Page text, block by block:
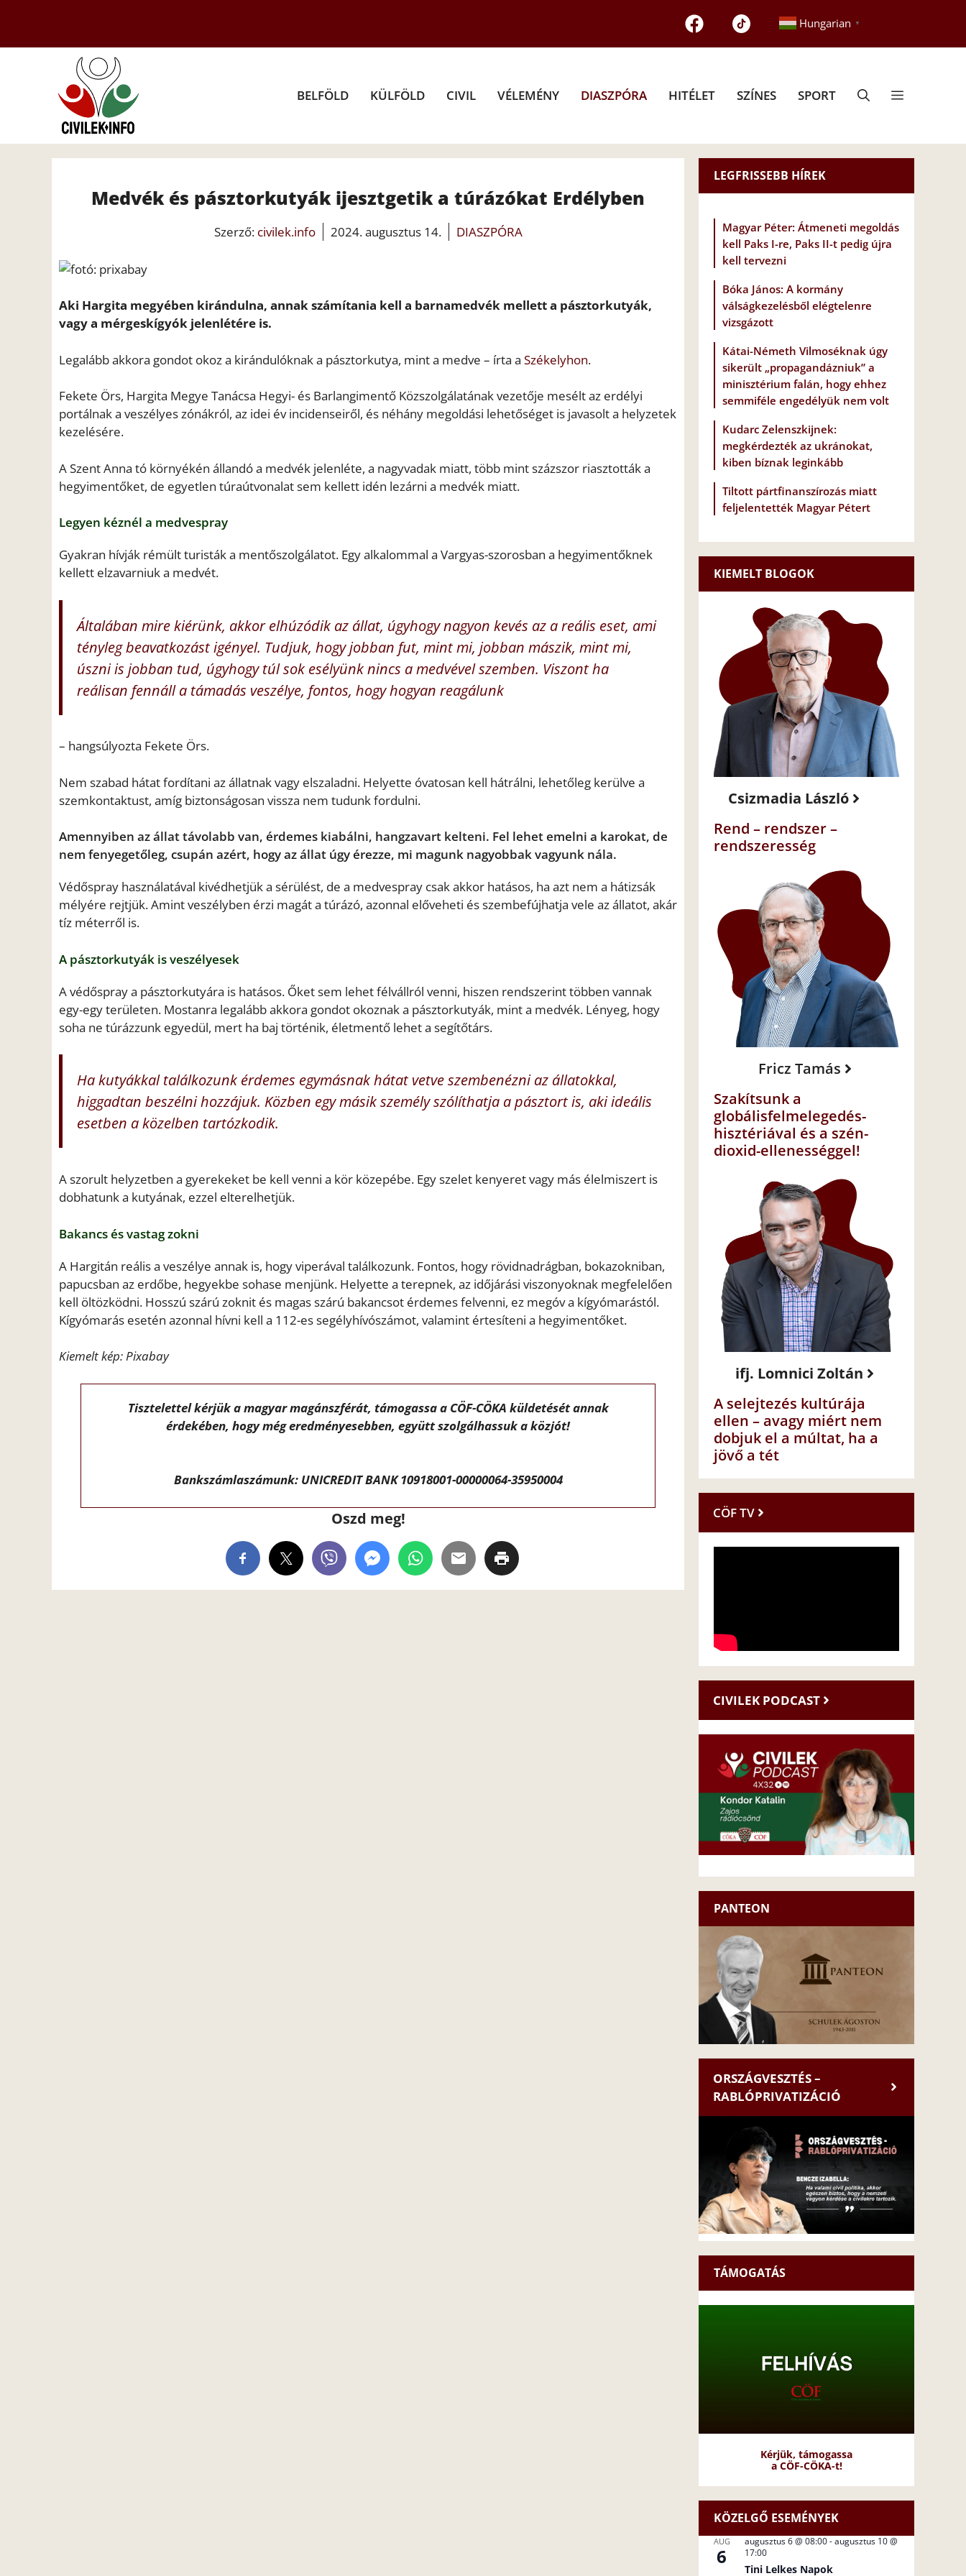
tartalomba
Hungarian ▼
BELFÖLD KÜLFÖLD CIVIL VÉLEMÉNY DIASZPÓRA HITÉLET SZÍNES SPORT
Medvék és pásztorkutyák ijesztgetik a túrázókat Erdélyben
Szerző: civilek.info 2024. augusztus 14. DIASZPÓRA
Aki Hargita megyében kirándulna, annak számítania kell a barnamedvék mellett a pásztorkutyák,
vagy a mérgeskígyók jelenlétére is.
Legalább akkora gondot okoz a kirándulóknak a pásztorkutya, mint a medve – írta a Székelyhon.
Fekete Örs, Hargita Megye Tanácsa Hegyi- és Barlangimentő Közszolgálatának vezetője mesélt az erdélyi
portálnak a veszélyes zónákról, az idei év incidenseiről, és néhány megoldási lehetőséget is javasolt a helyzetek
kezelésére.
A Szent Anna tó környékén állandó a medvék jelenléte, a nagyvadak miatt, több mint százszor riasztották a
hegyimentőket, de egyetlen túraútvonalat sem kellett idén lezárni a medvék miatt.
Legyen kéznél a medvespray
Gyakran hívják rémült turisták a mentőszolgálatot. Egy alkalommal a Vargyas-szorosban a hegyimentőknek
kellett elzavarniuk a medvét.
Általában mire kiérünk, akkor elhúzódik az állat, úgyhogy nagyon kevés az a reális eset, ami
tényleg beavatkozást igényel. Tudjuk, hogy jobban fut, mint mi, jobban mászik, mint mi,
úszni is jobban tud, úgyhogy túl sok esélyünk nincs a medvével szemben. Viszont ha
reálisan fennáll a támadás veszélye, fontos, hogy hogyan reagálunk
– hangsúlyozta Fekete Örs.
Nem szabad hátat fordítani az állatnak vagy elszaladni. Helyette óvatosan kell hátrálni, lehetőleg kerülve a
szemkontaktust, amíg biztonságosan vissza nem tudunk fordulni.
Amennyiben az állat távolabb van, érdemes kiabálni, hangzavart kelteni. Fel lehet emelni a karokat, de
nem fenyegetőleg, csupán azért, hogy az állat úgy érezze, mi magunk nagyobbak vagyunk nála.
Védőspray használatával kivédhetjük a sérülést, de a medvespray csak akkor hatásos, ha azt nem a hátizsák
mélyére rejtjük. Amint veszélyben érzi magát a túrázó, azonnal előveheti és szembefújhatja vele az állatot, akár
tíz méterről is.
A pásztorkutyák is veszélyesek
A védőspray a pásztorkutyára is hatásos. Őket sem lehet félvállról venni, hiszen rendszerint többen vannak
egy-egy területen. Mostanra legalább akkora gondot okoznak a pásztorkutyák, mint a medvék. Lényeg, hogy
soha ne túrázzunk egyedül, mert ha baj történik, életmentő lehet a segítőtárs.
Ha kutyákkal találkozunk érdemes egymásnak hátat vetve szembenézni az állatokkal,
higgadtan beszélni hozzájuk. Közben egy másik személy szólíthatja a pásztort is, aki ideális
esetben a közelben tartózkodik.
A szorult helyzetben a gyerekeket be kell venni a kör közepébe. Egy szelet kenyeret vagy más élelmiszert is
dobhatunk a kutyának, ezzel elterelhetjük.
Bakancs és vastag zokni
A Hargitán reális a veszélye annak is, hogy viperával találkozunk. Fontos, hogy rövidnadrágban, bokazokniban,
papucsban az erdőbe, hegyekbe sohase menjünk. Helyette a terepnek, az időjárási viszonyoknak megfelelően
kell öltözködni. Hosszú szárú zoknit és magas szárú bakancsot érdemes felvenni, ez megóv a kígyómarástól.
Kígyómarás esetén azonnal hívni kell a 112-es segélyhívószámot, valamint értesíteni a hegyimentőket.
Kiemelt kép: Pixabay
Tisztelettel kérjük a magyar magánszférát, támogassa a CÖF-CÖKA küldetését annak
érdekében, hogy még eredményesebben, együtt szolgálhassuk a közjót!
Bankszámlaszámunk: UNICREDIT BANK 10918001-00000064-35950004
Oszd meg!
LEGFRISSEBB HÍREK
Magyar Péter: Átmeneti megoldás
kell Paks I-re, Paks II-t pedig újra
kell tervezni
Bóka János: A kormány
válságkezelésből elégtelenre
vizsgázott
Kátai-Németh Vilmoséknak úgy
sikerült „propagandázniuk” a
minisztérium falán, hogy ehhez
semmiféle engedélyük nem volt
Kudarc Zelenszkijnek:
megkérdezték az ukránokat,
kiben bíznak leginkább
Tiltott pártfinanszírozás miatt
feljelentették Magyar Pétert
KIEMELT BLOGOK
Csizmadia László
Rend – rendszer –
rendszeresség
Fricz Tamás
Szakítsunk a
globálisfelmelegedés-
hisztériával és a szén-
dioxid-ellenességgel!
ifj. Lomnici Zoltán
A selejtezés kultúrája
ellen – avagy miért nem
dobjuk el a múltat, ha a
jövő a tét
CÖF TV
CIVILEK PODCAST
PANTEON
ORSZÁGVESZTÉS –
RABLÓPRIVATIZÁCIÓ
TÁMOGATÁS
Kérjük, támogassa
a CÖF-CÖKA-t!
KÖZELGŐ ESEMÉNYEK
AUG
6
augusztus 6 @ 08:00-augusztus 10 @
17:00
Tini Lelkes Napok